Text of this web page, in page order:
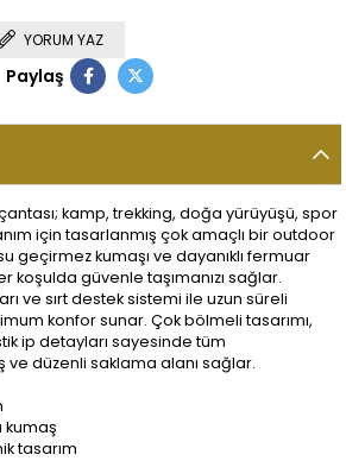
YORUM YAZ
Paylaş
kamp, trekking, doğa yürüyüşü, spor
için tasarlanmış çok amaçlı bir outdoor
geçirmez kumaşı ve dayanıklı fermuar
koşulda güvenle taşımanızı sağlar.
ve sırt destek sistemi ile uzun süreli
konfor sunar. Çok bölmeli tasarımı,
ip detayları sayesinde tüm
ve düzenli saklama alanı sağlar.
kumaş
tasarım